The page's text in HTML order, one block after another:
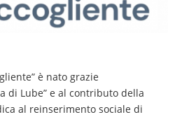
è nato grazie
di Lube” e al contributo della
al reinserimento sociale di